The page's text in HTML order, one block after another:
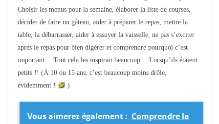
Choisir les menus pour la semaine, élaborer la liste de courses,
décider de faire un gâteau, aider à préparer le repas, mettre la
table, la débarrasser, aider à essuyer la vaisselle, ne pas s’exciter
après le repas pour bien digérer et comprendre pourquoi c’est
important… Tout cela les inspirait beaucoup… Lorsqu’ils étaient
petits !! (À 10 ou 15 ans, c’est beaucoup moins drôle,
évidemment !
)
Vous aimerez également : Comprendre la